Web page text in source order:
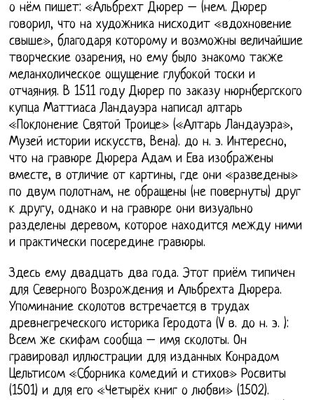
о нём пишет: «Альбрехт Дюрер – (нем. Дюрер
говорил, что на художника нисходит «вдохновение
свыше», благодаря которому и возможны величайшие
творческие озарения, но ему было знакомо также
меланхолическое ощущение глубокой тоски и
отчаяния. В 1511 году Дюрер по заказу нюрнбергского
купца Маттиаса Ландауэра написал алтарь
«Поклонение Святой Троице» («Алтарь Ландауэра»,
Музей истории искусств, Вена). до н. э. Интересно,
что на гравюре Дюрера Адам и Ева изображены
вместе, в отличие от картины, где они «разведены»
по двум полотнам, не обращены (не повернуты) друг
к другу, однако и на гравюре они визуально
разделены деревом, которое находится между ними
и практически посередине гравюры.
Здесь ему двадцать два года. Этот приём типичен
для Северного Возрождения и Альбрехта Дюрера.
Упоминание сколотов встречается в трудах
древнегреческого историка Геродота (V в. до н. э. ):
Всем же скифам сообща – имя сколоты. Он
гравировал иллюстрации для изданных Конрадом
Цельтисом «Сборника комедий и стихов» Росвиты
(1501) и для его «Четырёх книг о любви» (1502).